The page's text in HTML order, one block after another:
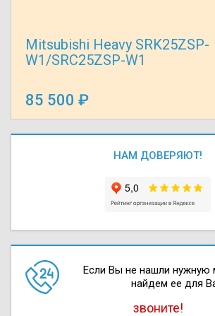
Mitsubishi Heavy SRK25ZSP-
W1/SRC25ZSP-W1
85 500
НАМ ДОВЕРЯЮТ!
Если Вы не нашли
найдем ее для
звоните!